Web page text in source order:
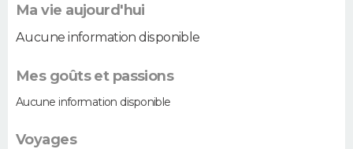
Ma vie aujourd'hui
Aucune information disponible
Mes goûts et passions
Aucune information disponible
Voyages